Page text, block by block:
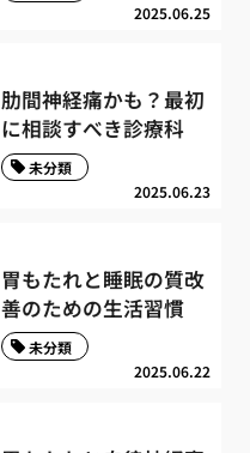
2025.06.25
肋間神経痛かも？最初
に相談すべき診療科
2025.06.23
未分類
胃もたれと睡眠の質改
善のための生活習慣
2025.06.22
未分類